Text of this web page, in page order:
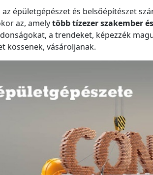
épületgépészet és belsőépítészet
az, amelytöbb tízezer szakember
a trendeket, képezzék
kössenek, vásároljanak.